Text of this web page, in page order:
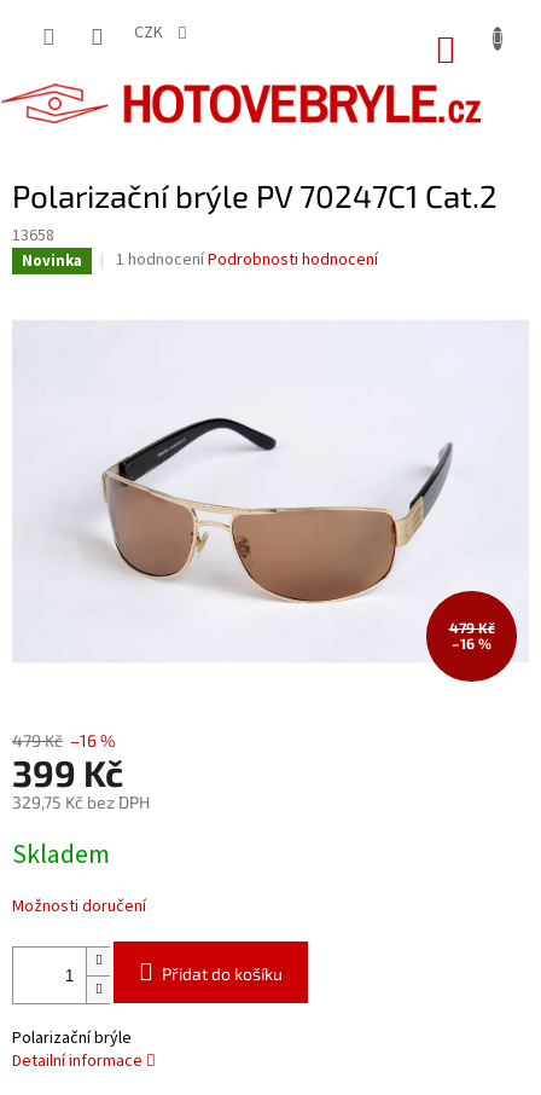
CZK
Polarizační brýle PV 70247C1 Cat.2
13658
Novinka
Průměrné
hvězdiček.
1 hodnoceníPodrobnosti hodnocení
479 Kč
–16 %
479 Kč –16 %
399 Kč
329,75 Kč bez DPH
cena:
Skladem
Možnosti doručení
Přidat do košíku
Polarizační brýle
Detailní informace